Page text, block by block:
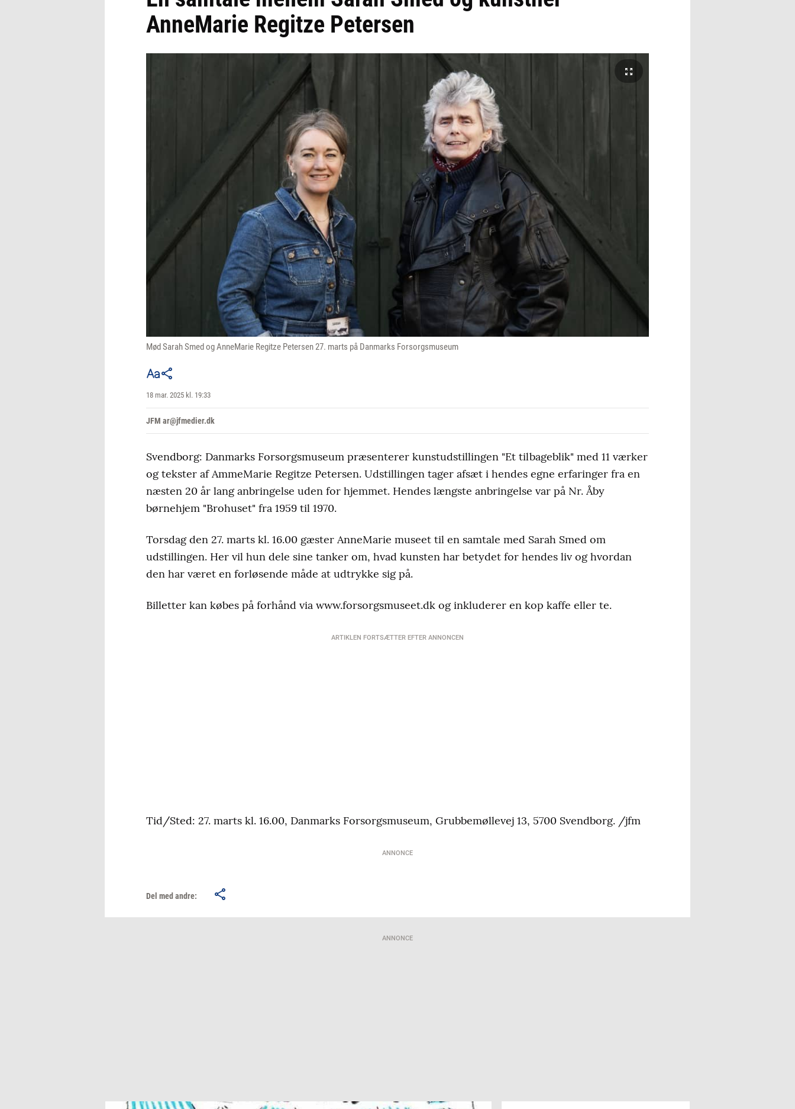
AnneMarie Regitze Petersen
Mød Sarah Smed og AnneMarie Regitze Petersen 27. marts på Danmarks Forsorgsmuseum
18 mar. 2025 kl. 19:33
JFM ar@jfmedier.dk
Svendborg: Danmarks Forsorgsmuseum præsenterer kunstudstillingen "Et tilbageblik" med 11 værker
og tekster af AmmeMarie Regitze Petersen. Udstillingen tager afsæt i hendes egne erfaringer fra en
næsten 20 år lang anbringelse uden for hjemmet. Hendes længste anbringelse var på Nr. Åby
børnehjem "Brohuset" fra 1959 til 1970.
Torsdag den 27. marts kl. 16.00 gæster AnneMarie museet til en samtale med Sarah Smed om
udstillingen. Her vil hun dele sine tanker om, hvad kunsten har betydet for hendes liv og hvordan
den har været en forløsende måde at udtrykke sig på.
Billetter kan købes på forhånd via www.forsorgsmuseet.dk og inkluderer en kop kaffe eller te.
ARTIKLEN FORTSÆTTER EFTER ANNONCEN
Tid/Sted: 27. marts kl. 16.00, Danmarks Forsorgsmuseum, Grubbemøllevej 13, 5700 Svendborg. /jfm
ANNONCE
Del med andre:
ANNONCE